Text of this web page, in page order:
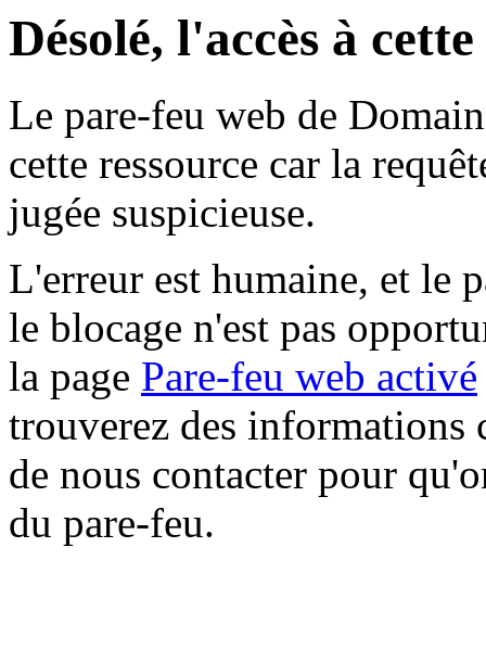
Désolé, l'accès à
Le pare-feu web de
cette ressource car la
jugée suspicieuse.
L'erreur est humaine, et le
le blocage n'est pas
la page Pare-feu web activé
trouverez des informations
de nous contacter pour
du pare-feu.